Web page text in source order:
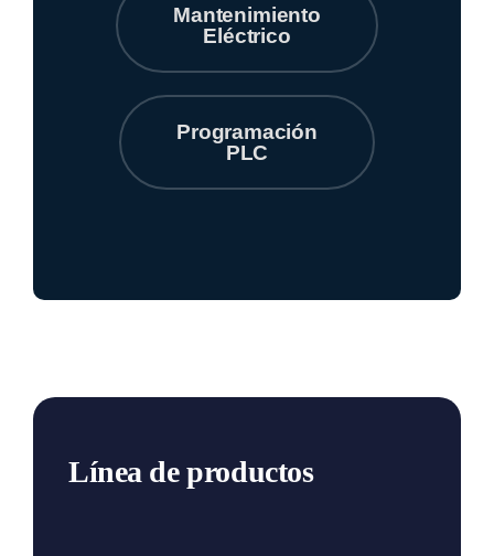
Mantenimiento
Eléctrico
Programación
PLC
Línea de productos